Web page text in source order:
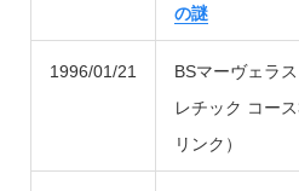
の謎
1996/01/21
BSマーヴェラ
レチック コー
リンク）